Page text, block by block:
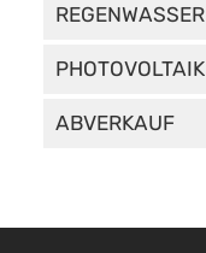
REGENWASSER
PHOTOVOLTAIK
ABVERKAUF